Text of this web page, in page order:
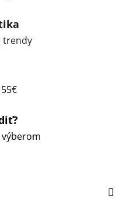
trendy